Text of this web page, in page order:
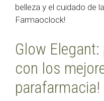
belleza y el cuidado de
Farmaoclock!
Glow Elegant:
con los
parafarmacia!